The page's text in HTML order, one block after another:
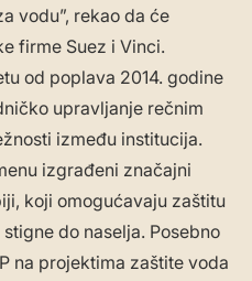
vodu”, rekao da će
firme Suez i Vinci.
od poplava 2014. godine
upravljanje rečnim
između institucija.
izgrađeni značajni
koji omogućavaju zaštitu
do naselja. Posebno
na projektima zaštite voda